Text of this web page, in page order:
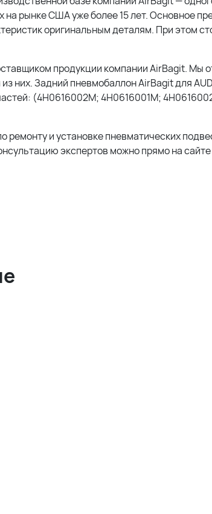
рынке США уже более 15 лет. Основное
оригинальным деталям. При этом
продукции компании AirBagit. Мы
них. Задний пневмобаллон AirBagit для
(4H0616002M; 4H0616001M;
и установке пневматических
экспертов можно прямо на